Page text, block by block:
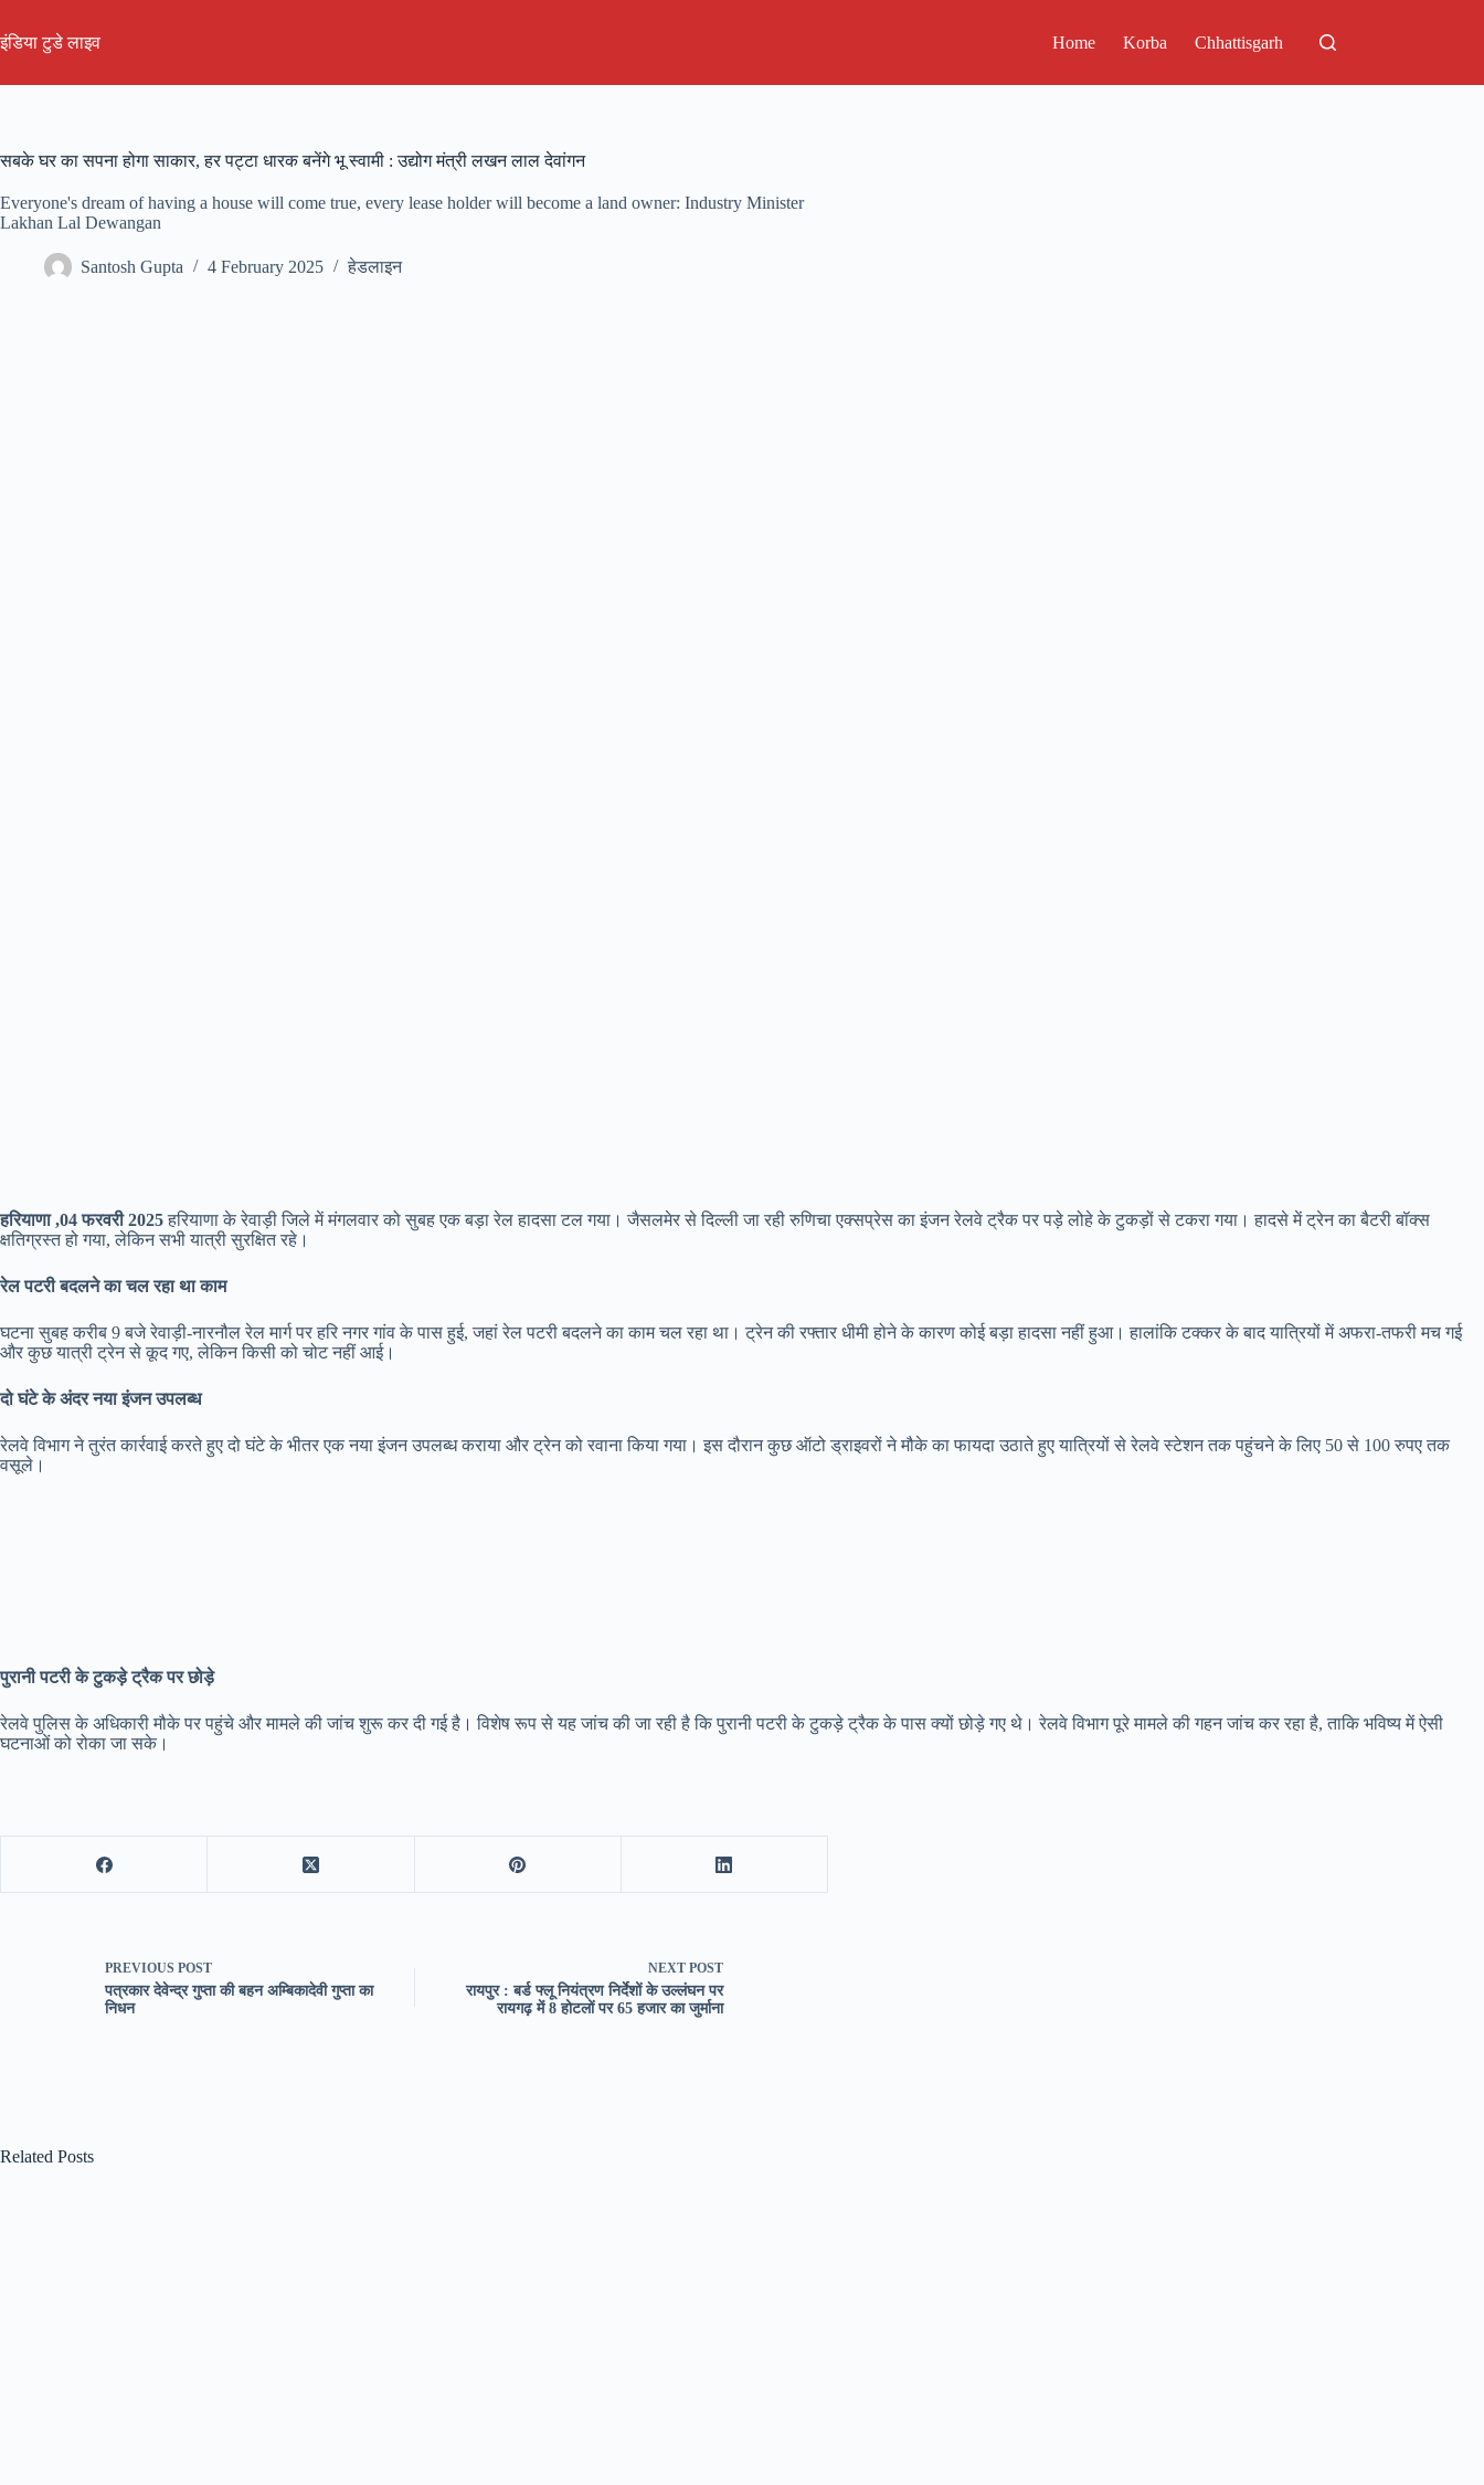
content
इंडिया टुडे लाइव Home Korba Chhattisgarh
सबके घर का सपना होगा साकार, हर पट्टा धारक बनेंगे भू स्वामी : उद्योग मंत्री लखन लाल देवांगन
Everyone's dream of having a house will come true, every lease holder will become a land owner: Industry Minister
Lakhan Lal Dewangan
Santosh Gupta 4 February 2025 हेडलाइन
हरियाणा ,04 फरवरी 2025हरियाणा के रेवाड़ी जिले में मंगलवार को सुबह एक बड़ा रेल हादसा टल गया। जैसलमेर से दिल्ली जा रही रुणिचा एक्सप्रेस का इंजन रेलवे ट्रैक पर पड़े लोहे के टुकड़ों से टकरा गया। हादसे में ट्रेन का बैटरी बॉक्स
क्षतिग्रस्त हो गया, लेकिन सभी यात्री सुरक्षित रहे।
रेल पटरी बदलने का चल रहा था काम
घटना सुबह करीब 9 बजे रेवाड़ी-नारनौल रेल मार्ग पर हरि नगर गांव के पास हुई, जहां रेल पटरी बदलने का काम चल रहा था। ट्रेन की रफ्तार धीमी होने के कारण कोई बड़ा हादसा नहीं हुआ। हालांकि टक्कर के बाद यात्रियों में अफरा-तफरी मच गई
और कुछ यात्री ट्रेन से कूद गए, लेकिन किसी को चोट नहीं आई।
दो घंटे के अंदर नया इंजन उपलब्ध
रेलवे विभाग ने तुरंत कार्रवाई करते हुए दो घंटे के भीतर एक नया इंजन उपलब्ध कराया और ट्रेन को रवाना किया गया। इस दौरान कुछ ऑटो ड्राइवरों ने मौके का फायदा उठाते हुए यात्रियों से रेलवे स्टेशन तक पहुंचने के लिए 50 से 100 रुपए तक
वसूले।
पुरानी पटरी के टुकड़े ट्रैक पर छोड़े
रेलवे पुलिस के अधिकारी मौके पर पहुंचे और मामले की जांच शुरू कर दी गई है। विशेष रूप से यह जांच की जा रही है कि पुरानी पटरी के टुकड़े ट्रैक के पास क्यों छोड़े गए थे। रेलवे विभाग पूरे मामले की गहन जांच कर रहा है, ताकि भविष्य में ऐसी
घटनाओं को रोका जा सके।
PREVIOUS POST
पत्रकार देवेन्द्र गुप्ता की बहन अम्बिकादेवी गुप्ता का
निधन
NEXT POST
रायपुर : बर्ड फ्लू नियंत्रण निर्देशों के उल्लंघन पर
रायगढ़ में 8 होटलों पर 65 हजार का जुर्माना
Related Posts